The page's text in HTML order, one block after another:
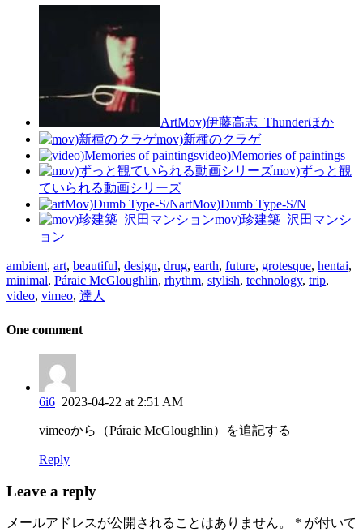
ArtMov)伊藤高志_Thunderほか
mov)新種のクラゲ
video)Memories of paintings
mov)ずっと観
ていられる動画シリーズ
artMov)Dumb Type-S/N
mov)珍建築_沢田マンシ
ョン
ambient, art, beautiful, design, drug, earth, future, grotesque, hentai,
minimal, Páraic McGloughlin, rhythm, stylish, technology, trip,
video, vimeo, 達人
One comment
6i6 2023-04-22 at 2:51 AM
vimeoから（Páraic McGloughlin）を追記する
Reply
Leave a reply
メールアドレスが公開されることはありません。 * が付いて